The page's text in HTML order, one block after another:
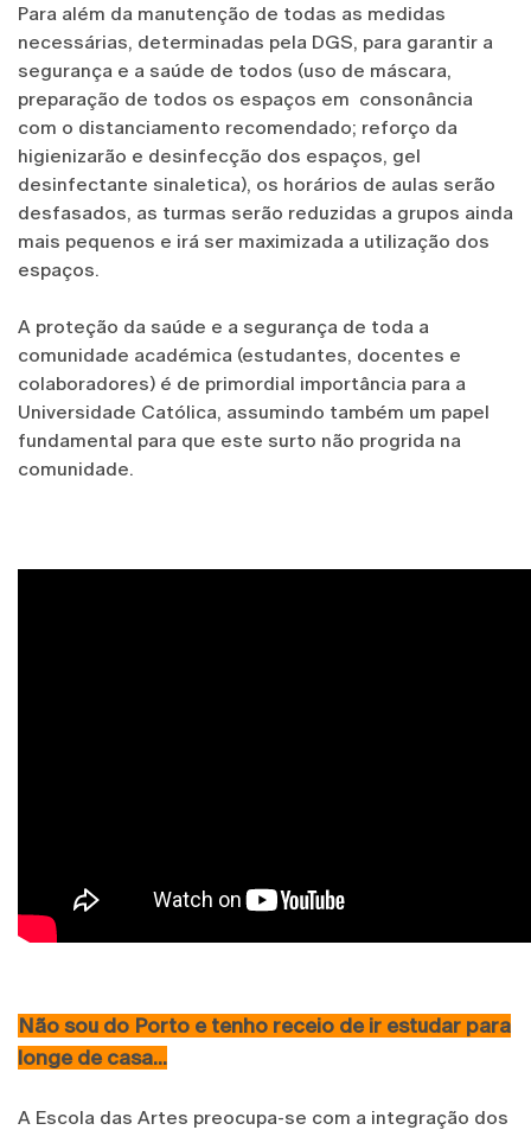
Para além da manutenção de todas as medidas
necessárias, determinadas pela DGS, para garantir a
segurança e a saúde de todos (uso de máscara,
preparação de todos os espaços em consonância
com o distanciamento recomendado; reforço da
higienizarão e desinfecção dos espaços, gel
desinfectante sinaletica), os horários de aulas serão
desfasados, as turmas serão reduzidas a grupos ainda
mais pequenos e irá ser maximizada a utilização dos
espaços.
A proteção da saúde e a segurança de toda a
comunidade académica (estudantes, docentes e
colaboradores) é de primordial importância para a
Universidade Católica, assumindo também um papel
fundamental para que este surto não progrida na
comunidade.
Não sou do Porto e tenho receio de ir estudar para
longe de casa...
A Escola das Artes preocupa-se com a integração dos